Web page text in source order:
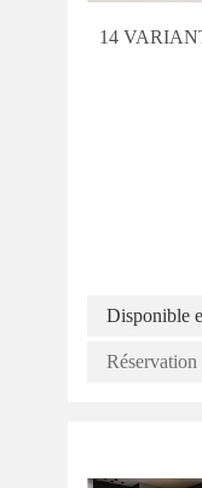
14
Disponible